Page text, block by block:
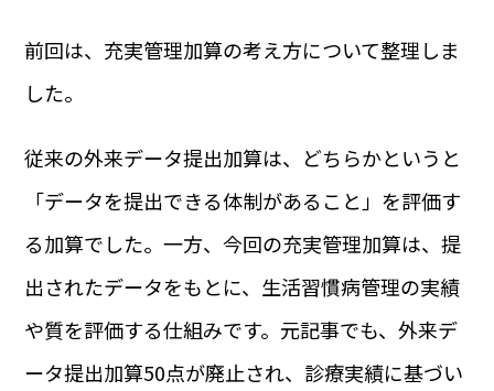
前回は、充実管理加算の考え方について整理しま
した。
従来の外来データ提出加算は、どちらかというと
「データを提出できる体制があること」を評価す
る加算でした。一方、今回の充実管理加算は、提
出されたデータをもとに、生活習慣病管理の実績
や質を評価する仕組みです。元記事でも、外来デ
ータ提出加算50点が廃止され、診療実績に基づい